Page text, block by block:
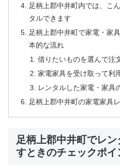
足柄上郡中井町内では、こ
タルできます
足柄上郡中井町で家電・家
本的な流れ
借りたいものを選んで注
家電家具を受け取って利
レンタルした家電・家具
足柄上郡中井町の家電家具
足柄上郡中井町でレ
すときのチェックポイ